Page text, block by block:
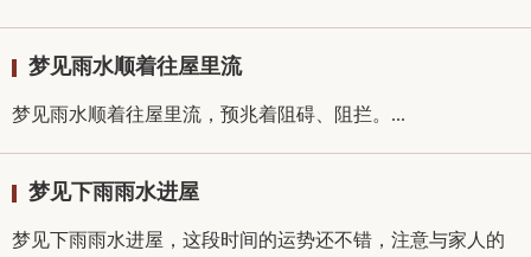
梦见雨水顺着往屋里流
梦见雨水顺着往屋里流，预兆着阻碍、阻拦。...
梦见下雨雨水进屋
梦见下雨雨水进屋，这段时间的运势还不错，注意与家人的